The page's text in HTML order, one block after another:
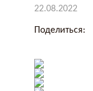
22.08.2022
Поделиться: